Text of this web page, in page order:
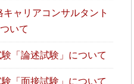
ャリアコンサルタント
いて
「論述試験」について
「面接試験」について